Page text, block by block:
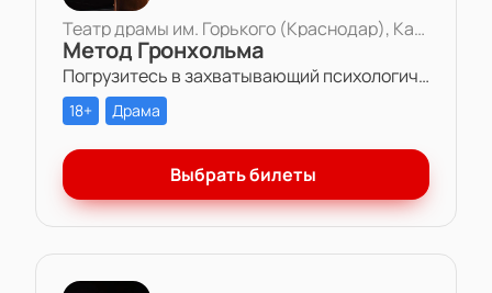
Театр драмы им. Горького (Краснодар), Камерная сцена
Метод Гронхольма
Погрузитесь в захватывающий психологический триллер «Метод Гронхольма» в Театре драмы им. Горького.
18+ Драма
Выбрать билеты